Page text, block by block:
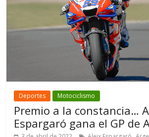
Deportes Motociclismo
Premio a la constancia…
Espargaró gana el GP de